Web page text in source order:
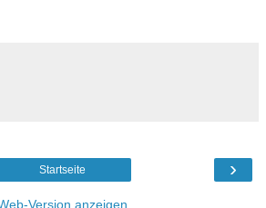
›
Startseite
Version anzeigen